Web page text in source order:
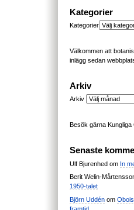
Kategorier
Kategorier
Välkommen att
inlägg sedan
Arkiv
Arkiv
Besök gärna Kungliga
Senaste
Ulf Bjurenhed om In
Berit Welin-
1950-talet
Björn Uddén om